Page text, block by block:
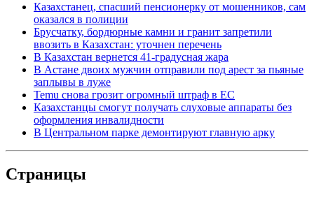
Казахстанец, спасший пенсионерку от мошенников, сам
оказался в полиции
Брусчатку, бордюрные камни и гранит запретили
ввозить в Казахстан: уточнен перечень
В Казахстан вернется 41-градусная жара
В Астане двоих мужчин отправили под арест за пьяные
заплывы в луже
Temu снова грозит огромный штраф в ЕС
Казахстанцы смогут получать слуховые аппараты без
оформления инвалидности
В Центральном парке демонтируют главную арку
Страницы